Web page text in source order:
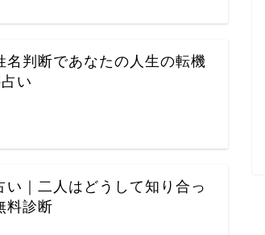
名判断であなたの人生の転機
い
｜二人はどうして知り合っ
料診断